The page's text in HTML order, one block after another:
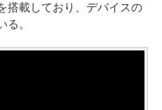
搭載しており、デバイスの
る。